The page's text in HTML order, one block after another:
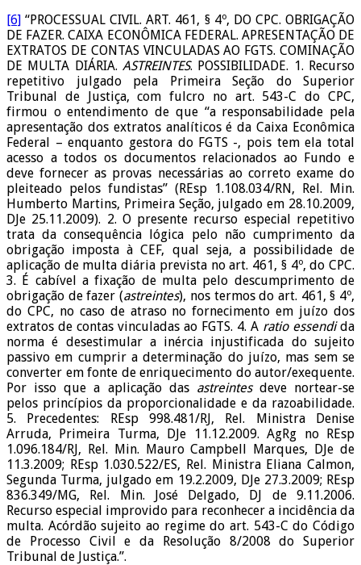
[6] “PROCESSUAL CIVIL. ART. 461, § 4º, DO CPC. OBRIGAÇÃO
DE FAZER. CAIXA ECONÔMICA FEDERAL. APRESENTAÇÃO DE
EXTRATOS DE CONTAS VINCULADAS AO FGTS. COMINAÇÃO
DE MULTA DIÁRIA. ASTREINTES. POSSIBILIDADE. 1. Recurso
repetitivo julgado pela Primeira Seção do Superior
Tribunal de Justiça, com fulcro no art. 543-C do CPC,
firmou o entendimento de que “a responsabilidade pela
apresentação dos extratos analíticos é da Caixa Econômica
Federal – enquanto gestora do FGTS -, pois tem ela total
acesso a todos os documentos relacionados ao Fundo e
deve fornecer as provas necessárias ao correto exame do
pleiteado pelos fundistas” (REsp 1.108.034/RN, Rel. Min.
Humberto Martins, Primeira Seção, julgado em 28.10.2009,
DJe 25.11.2009). 2. O presente recurso especial repetitivo
trata da consequência lógica pelo não cumprimento da
obrigação imposta à CEF, qual seja, a possibilidade de
aplicação de multa diária prevista no art. 461, § 4º, do CPC.
3. É cabível a fixação de multa pelo descumprimento de
obrigação de fazer (astreintes), nos termos do art. 461, § 4º,
do CPC, no caso de atraso no fornecimento em juízo dos
extratos de contas vinculadas ao FGTS. 4. A ratio essendida
norma é desestimular a inércia injustificada do sujeito
passivo em cumprir a determinação do juízo, mas sem se
converter em fonte de enriquecimento do autor/exequente.
Por isso que a aplicação das astreintesdeve nortear-se
pelos princípios da proporcionalidade e da razoabilidade.
5. Precedentes: REsp 998.481/RJ, Rel. Ministra Denise
Arruda, Primeira Turma, DJe 11.12.2009. AgRg no REsp
1.096.184/RJ, Rel. Min. Mauro Campbell Marques, DJe de
11.3.2009; REsp 1.030.522/ES, Rel. Ministra Eliana Calmon,
Segunda Turma, julgado em 19.2.2009, DJe 27.3.2009; REsp
836.349/MG, Rel. Min. José Delgado, DJ de 9.11.2006.
Recurso especial improvido para reconhecer a incidência da
multa. Acórdão sujeito ao regime do art. 543-C do Código
de Processo Civil e da Resolução 8/2008 do Superior
Tribunal de Justiça.”.